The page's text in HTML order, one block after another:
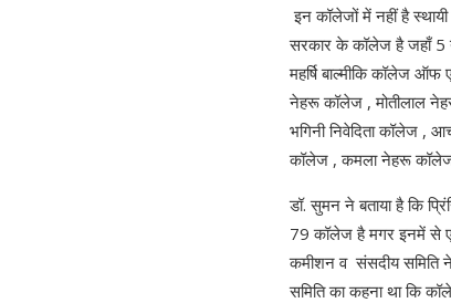
इन कॉलेजों में नहीं है
सरकार के कॉलेज है जहाँ 5
महर्षि बाल्मीकि कॉलेज
नेहरू कॉलेज , मोतीलाल
भगिनी निवेदिता कॉलेज ,
कॉलेज , कमला नेहरू कॉलेज
डॉ. सुमन ने बताया है कि
79 कॉलेज है मगर इनमें से
कमीशन व संसदीय समिति ने
समिति का कहना था कि